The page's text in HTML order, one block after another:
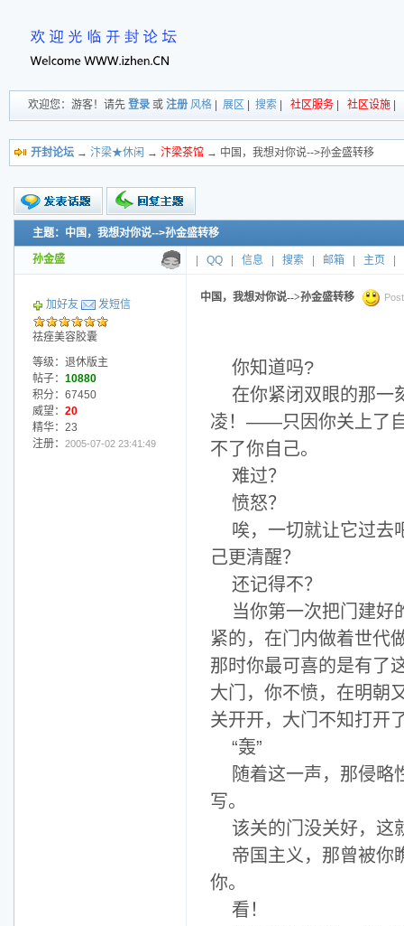
欢迎您：游客！请先 登录 或 注册 风格 展区 搜索 社区服务 社区设施
开封论坛 → 汴梁★休闲 → 汴梁茶馆 → 中国，我想对你说-->孙金盛转移
新的主题
投票帖
交易帖
主题：中国，我想对你说-->孙金盛转移
孙金盛 QQ 信息 搜索 邮箱 主页
加好友 发短信
祛痤美容胶囊
等级：退休版主
帖子： 10880
积分：67450
威望： 20
精华：23
注册： 2005-07-02 23:41:49
中国，我想对你说-->孙金盛转移
你知道吗?
在你紧闭双眼的那一
凌！——只因你关上了
不了你自己。
难过？
愤怒？
唉，一切就让它过去
己更清醒？
还记得不？
当你第一次把门建好
紧的，在门内做着世代
那时你最可喜的是有了
大门，你不愤，在明朝
关开开，大门不知打开
“轰”
随着这一声，那侵略
写。
该关的门没关好，这
帝国主义，那曾被你
你。
看！